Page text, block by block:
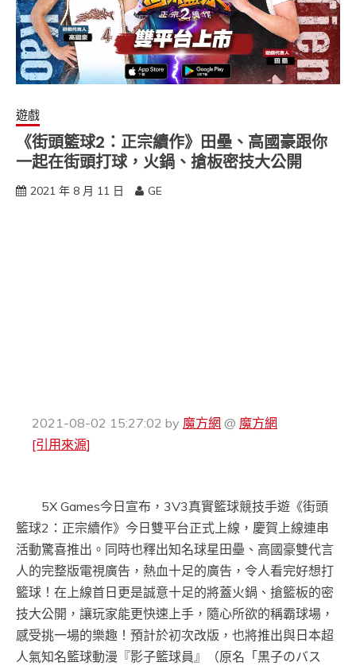
遊戲
《街頭籃球2：正宗續作》田壘、高國豪跟你
一起在街頭打球，火鍋、搶板密技大公開
2021 年 8 月 11 日 GE
2021-08-02 15:27:02 by 魔方網 @ 魔方網
[引用來源]
5X Games今日宣布，3V3真實籃球競技手遊《街頭
籃球2：正宗續作》今日雙平台正式上線，慶賀上線連串
活動驚喜推出。同時也釋出知名球星田壘、高國豪雙代言
人的完整版電視廣告，熱血十足的廣告，令人看完好想打
籃球！在上線首日更是誠意十足的將蓋火鍋、搶籃板的密
技大公開，讓玩家能更快速上手，隨心所欲的稱霸球場，
感受挑一場的樂趣！預計於初次改版，也將推出與日本超
人氣知名籃球動漫『影子籃球員』（原名「黒子のバス